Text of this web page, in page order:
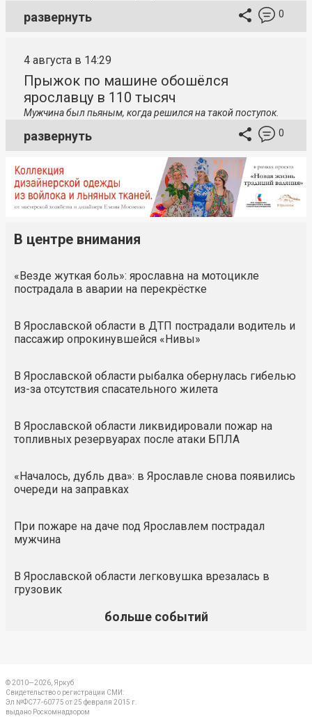
развернуть 0
4 августа в 14:29
Прыжок по машине обошёлся
ярославцу в 110 тысяч
Мужчина был пьяным, когда решился на такой поступок.
развернуть 0
В центре внимания
«Везде жуткая боль»: ярославна на мотоцикле
пострадала в аварии на перекрёстке
В Ярославской области в ДТП пострадали водитель и
пассажир опрокинувшейся «Нивы»
В Ярославской области рыбалка обернулась гибелью
из-за отсутствия спасательного жилета
В Ярославской области ликвидировали пожар на
топливных резервуарах после атаки БПЛА
«Началось, дубль два»: в Ярославле снова появились
очереди на заправках
При пожаре на даче под Ярославлем пострадал
мужчина
В Ярославской области легковушка врезалась в
грузовик
больше событий
© 2010—2026, Яркуб
Свидетельство о регистрации СМИ:
Эл №ФС77-60775 от 25 февраля 2015 г.
выдано Роскомнадзором